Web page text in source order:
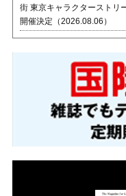
街 東京キャラクターストリ
開催決定（2026.08.06）